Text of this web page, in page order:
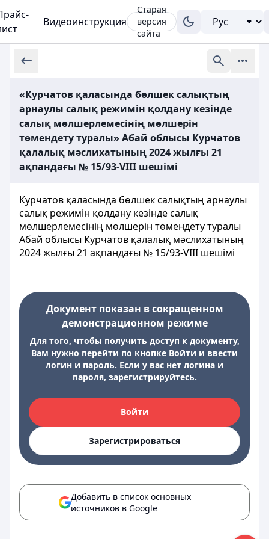
Видеоинструкция
Старая
версия
сайта
«Курчатов қаласында бөлшек салықтың
арнаулы салық режимін қолдану кезінде
салық мөлшерлемесінің мөлшерін
төмендету туралы» Абай облысы Курчатов
қалалық мәслихатының 2024 жылғы 21
ақпандағы № 15/93-VIII шешімі
Курчатов қаласында бөлшек салықтың арнаулы
салық режимін қолдану кезінде салық
мөлшерлемесінің мөлшерін төмендету туралы
Абай облысы Курчатов қалалық мәслихатының
2024 жылғы 21 ақпандағы № 15/93-VIII шешімі
Документ показан в сокращенном
демонстрационном режиме
Для того, чтобы получить доступ к документу,
Вам нужно перейти по кнопке Войти и ввести
логин и пароль. Если у вас нет логина и
пароля, зарегистрируйтесь.
Войти
Зарегистрироваться
Добавить в список основных
источников в Google